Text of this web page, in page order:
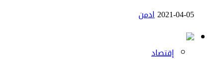
2021-04-05ادمن
إقتصاد